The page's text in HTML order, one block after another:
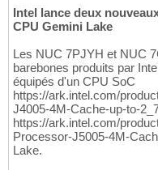
Intel lance deux
CPU Gemini Lake
Les NUC 7PJYH et NUC
barebones produits par
équipés d'un CPU SoC
https://ark.intel.com/
J4005-4M-Cache-up-to-
https://ark.intel.com/
Processor-J5005-4M-
Lake.